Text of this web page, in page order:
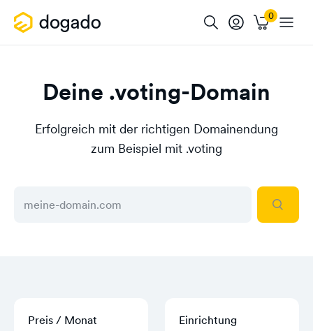
Deine .voting-Domain
Erfolgreich mit der richtigen Domainendung
zum Beispiel mit .voting
Preis / Monat Einrichtung